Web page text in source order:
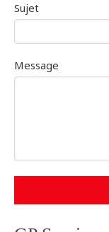
Sujet
Message